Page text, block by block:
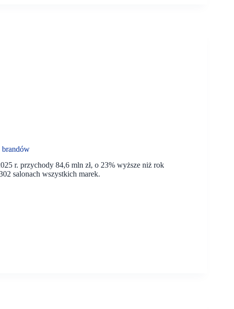
r. przychody 84,6 mln zł, o 23% wyższe niż rok
salonach wszystkich marek.